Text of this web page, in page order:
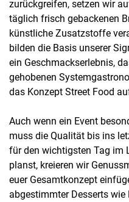
zurückgreifen, setzen wir
täglich frisch gebackenen
künstliche Zusatzstoffe
bilden die Basis unserer
ein Geschmackserlebnis,
gehobenen
das Konzept Street Food
Auch wenn ein Event
muss die Qualität bis ins
für den wichtigsten Tag im
planst, kreieren wir
euer Gesamtkonzept
abgestimmter Desserts wie